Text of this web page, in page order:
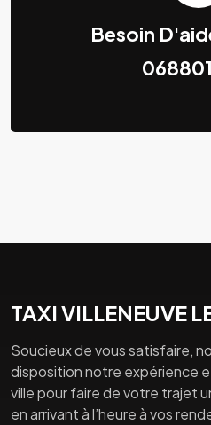
Besoin
TAXI VILLENEUVE
Soucieux de vous satisfaire,
disposition notre expérience
ville pour faire de votre trajet
en arrivant à l’heure à vos